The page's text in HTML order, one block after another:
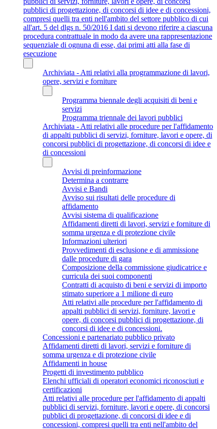
pubblici di progettazione, di concorsi di idee e di concessioni,
compresi quelli tra enti nell'ambito del settore pubblico di cui
all'art. 5 del dlgs n. 50/2016 I dati si devono riferire a ciascuna
procedura contrattuale in modo da avere una rappresentazione
sequenziale di ognuna di esse, dai primi atti alla fase di
esecuzione
Archiviata - Atti relativi alla programmazione di lavori,
opere, servizi e forniture
Programma biennale degli acquisiti di beni e
servizi
Programma triennale dei lavori pubblici
Archiviata - Atti relativi alle procedure per l'affidamento
di appalti pubblici di servizi, forniture, lavori e opere, di
concorsi pubblici di progettazione, di concorsi di idee e
di concessioni
Avvisi di preinformazione
Determina a contrarre
Avvisi e Bandi
Avviso sui risultati delle procedure di
affidamento
Avvisi sistema di qualificazione
Affidamenti diretti di lavori, servizi e forniture di
somma urgenza e di protezione civile
Informazioni ulteriori
Provvedimenti di esclusione e di ammissione
dalle procedure di gara
Composizione della commissione giudicatrice e
curricula dei suoi componenti
Contratti di acquisto di beni e servizi di importo
stimato superiore a 1 milione di euro
Atti relativi alle procedure per l'affidamento di
appalti pubblici di servizi, forniture, lavori e
opere, di concorsi pubblici di progettazione, di
concorsi di idee e di concessioni.
Concessioni e partenariato pubblico privato
Affidamenti diretti di lavori, servizi e forniture di
somma urgenza e di protezione civile
Affidamenti in house
Progetti di investimento pubblico
Elenchi ufficiali di operatori economici riconosciuti e
certificazioni
Atti relativi alle procedure per l'affidamento di appalti
pubblici di servizi, forniture, lavori e opere, di concorsi
pubblici di progettazione, di concorsi di idee e di
concessioni, compresi quelli tra enti nell'ambito del